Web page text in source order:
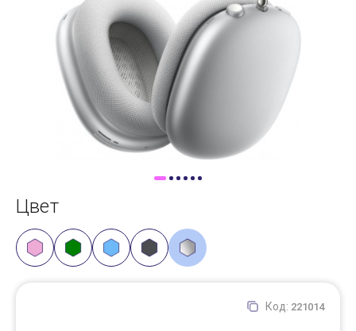
Оплата
Доставка
Самовывоз
Trade-In
Цвет
Код: 221014